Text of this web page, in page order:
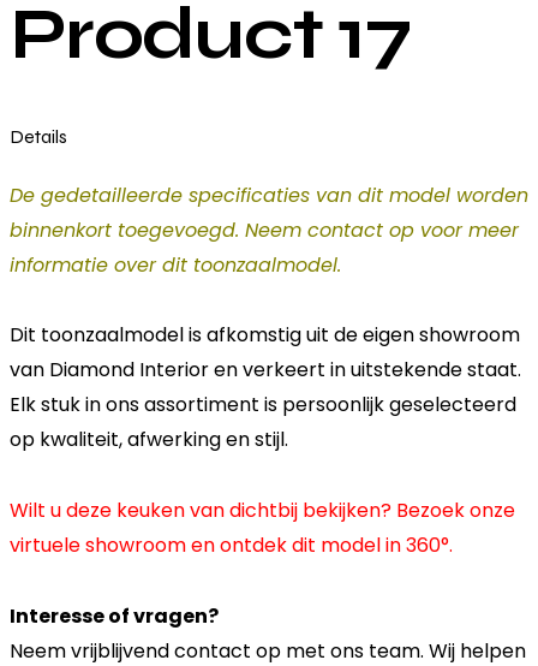
Product 17
Details
De gedetailleerde specificaties van dit model worden
binnenkort toegevoegd. Neem contact op voor meer
informatie over dit toonzaalmodel.
Dit toonzaalmodel is afkomstig uit de eigen showroom
van Diamond Interior en verkeert in uitstekende staat.
Elk stuk in ons assortiment is persoonlijk geselecteerd
op kwaliteit, afwerking en stijl.
Wilt u deze keuken van dichtbij bekijken? Bezoek onze
virtuele showroom en ontdek dit model in 360°.
Interesse of vragen?
Neem vrijblijvend contact op met ons team. Wij helpen